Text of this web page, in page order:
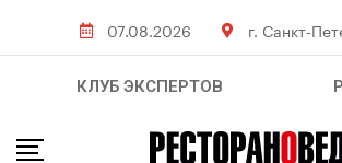
07.08.2026 г. Санкт-
КЛУБ ЭКСПЕРТОВ